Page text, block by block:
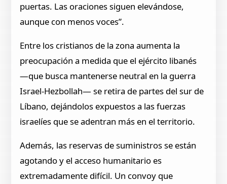
puertas. Las oraciones siguen elevándose,
aunque con menos voces”.
Entre los cristianos de la zona aumenta la
preocupación a medida que el ejército libanés
—que busca mantenerse neutral en la guerra
Israel-Hezbollah— se retira de partes del sur de
Líbano, dejándolos expuestos a las fuerzas
israelíes que se adentran más en el territorio.
Además, las reservas de suministros se están
agotando y el acceso humanitario es
extremadamente difícil. Un convoy que